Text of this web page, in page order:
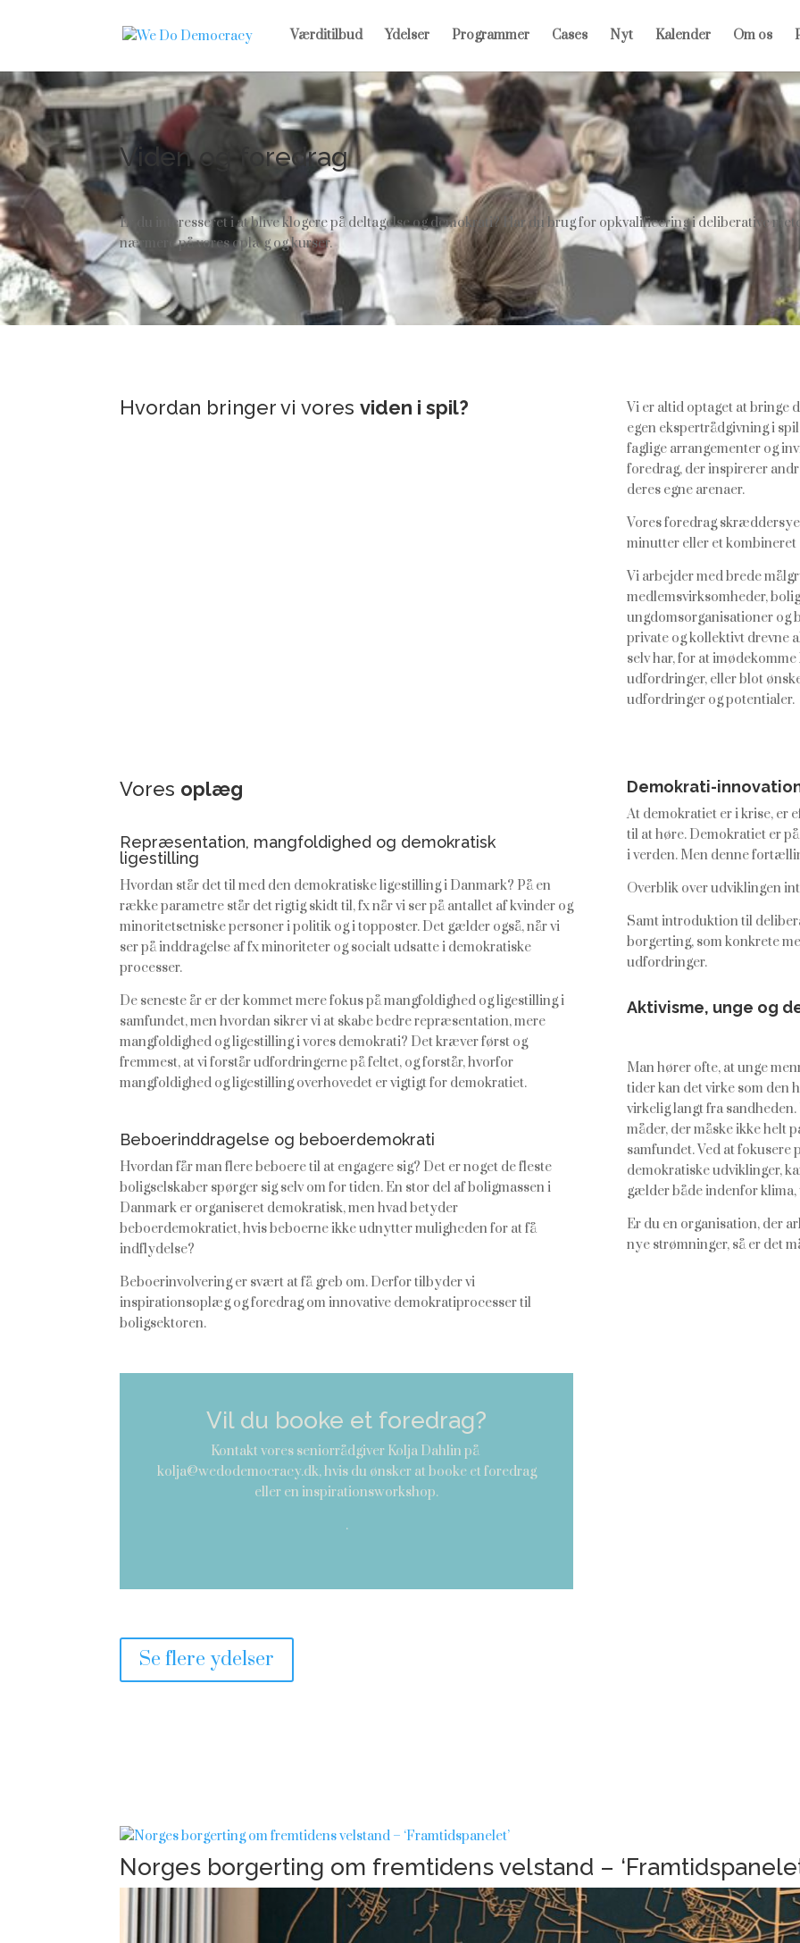
Værditilbud Ydelser Programmer Cases Nyt Kalender Om os
Viden og foredrag
Er du interesseret i at blive klogere på deltagelse og demokrati? Har du brug for opkvalificering i deliberative
nærmere på vores oplæg og kurser.
Hvordan bringer vi voresviden i spil?
Vi er altid optaget at bringe
egen ekspertrådgivning i
faglige arrangementer og
foredrag, der inspirerer
deres egne arenaer.
Vores foredrag
minutter eller et
Vi arbejder med brede
medlemsvirksomheder,
ungdomsorganisationer og
private og kollektivt drevne
selv har, for at
udfordringer, eller blot
udfordringer og potentialer.
Vores oplæg
Repræsentation, mangfoldighed og demokratisk
ligestilling
Hvordan står det til med den demokratiske ligestilling i Danmark? På en
række parametre står det rigtig skidt til, fx når vi ser på antallet af kvinder og
minoritetsetniske personer i politik og i topposter. Det gælder også, når vi
ser på inddragelse af fx minoriteter og socialt udsatte i demokratiske
processer.
De seneste år er der kommet mere fokus på mangfoldighed og ligestilling i
samfundet, men hvordan sikrer vi at skabe bedre repræsentation, mere
mangfoldighed og ligestilling i vores demokrati? Det kræver først og
fremmest, at vi forstår udfordringerne på feltet, og forstår, hvorfor
mangfoldighed og ligestilling overhovedet er vigtigt for demokratiet.
Beboerinddragelse og beboerdemokrati
Hvordan får man flere beboere til at engagere sig? Det er noget de fleste
boligselskaber spørger sig selv om for tiden. En stor del af boligmassen i
Danmark er organiseret demokratisk, men hvad betyder
beboerdemokratiet, hvis beboerne ikke udnytter muligheden for at få
indflydelse?
Beboerinvolvering er svært at få greb om. Derfor tilbyder vi
inspirationsoplæg og foredrag om innovative demokratiprocesser til
boligsektoren.
Vil du booke et foredrag?
Kontakt vores seniorrådgiver Kolja Dahlin på
kolja@wedodemocracy.dk,hvis du ønsker at booke et foredrag
eller en inspirationsworkshop.
.
Demokrati-
At demokratiet er i krise, er
til at høre. Demokratiet er
i verden. Men denne
Overblik over udviklingen
Samt introduktion til
borgerting, som konkrete
udfordringer.
Aktivisme, unge og
Man hører ofte, at unge
tider kan det virke som
virkelig langt fra
måder, der måske ikke helt
samfundet. Ved at fokusere
demokratiske udviklinger,
gælder både indenfor klima,
Er du en organisation, der
nye strømninger, så er det
Se flere ydelser
Norges borgerting om fremtidens velstand –